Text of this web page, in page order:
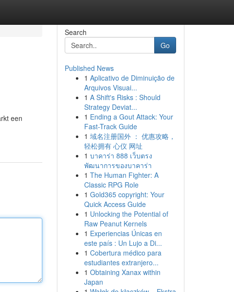
een
Search
Go
Published News
1 Aplicativo de Diminuição de
Arquivos Visuai...
1 A Shift's Risks : Should
Strategy Deviat...
1 Ending a Gout Attack: Your
Fast-Track Guide
1 域名注册国外 ： 优惠攻略，
轻松拥有 心仪 网址
1 บาคาร่า 888 เว็บตรง
พัฒนาการของบาคาร่า
1 The Human Fighter: A
Classic RPG Role
1 Gold365 copyright: Your
Quick Access Guide
1 Unlocking the Potential of
Raw Peanut Kernels
1 Experiencias Únicas en
este país : Un Lujo a Di...
1 Cobertura médico para
estudiantes extranjero...
1 Obtaining Xanax within
Japan